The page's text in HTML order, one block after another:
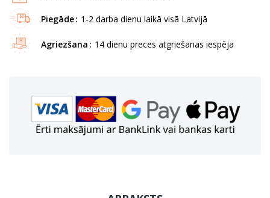
Piegāde 1-2 darba dienu laikā visā Latvijā
Agriezšana 14 dienu preces atgriešanas iespēja